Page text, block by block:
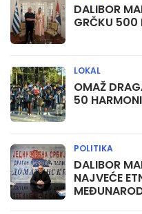
DALIBOR
GRČKU 500
OMAŽ
50
LOKAL
DALIBOR
NAJVEĆE
POLITIKA